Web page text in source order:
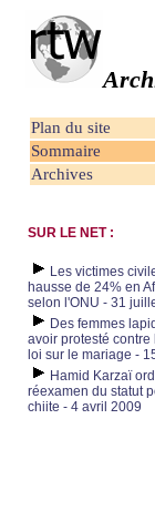
Plan du site
Sommaire
Archives
SUR LE NET :
Les victimes
hausse de 24% en
selon l'ONU - 31
Des femmes
avoir protesté contre
loi sur le mariage -
Hamid Karzaï
réexamen du statut
chiite - 4 avril 2009